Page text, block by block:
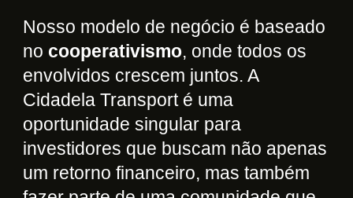
Nosso modelo de negócio é baseado
no cooperativismo, onde todos os
envolvidos crescem juntos. A
Cidadela Transport é uma
oportunidade singular para
investidores que buscam não apenas
um retorno financeiro, mas também